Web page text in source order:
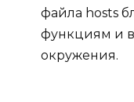
файла hosts
функциям и
окружения.